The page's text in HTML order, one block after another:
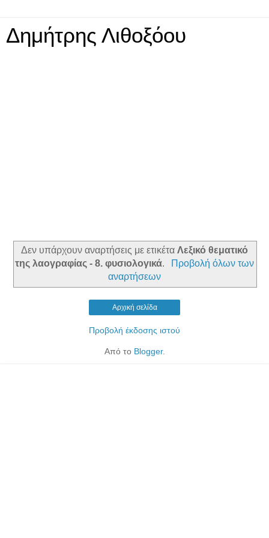
Δημήτρης Λιθοξόου
Δεν υπάρχουν αναρτήσεις με ετικέτα Λεξικό θεματικό
της λαογραφίας - 8. φυσιολογικά.
Προβολή όλων των
αναρτήσεων
Αρχική σελίδα
Προβολή έκδοσης ιστού
Από το Blogger.